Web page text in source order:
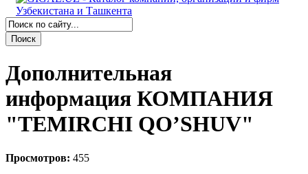
Дополнительная
информация КОМПАНИЯ
"TEMIRCHI QO’SHUV"
Просмотров: 455